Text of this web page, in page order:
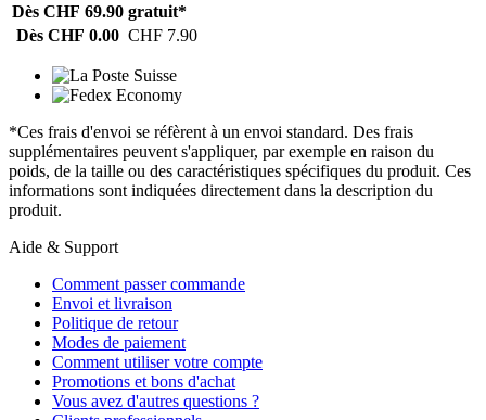
Dès CHF 69.90 gratuit*
Dès CHF 0.00 CHF 7.90
*Ces frais d'envoi se réfèrent à un envoi standard. Des frais
supplémentaires peuvent s'appliquer, par exemple en raison du
poids, de la taille ou des caractéristiques spécifiques du produit. Ces
informations sont indiquées directement dans la description du
produit.
Aide & Support
Comment passer commande
Envoi et livraison
Politique de retour
Modes de paiement
Comment utiliser votre compte
Promotions et bons d'achat
Vous avez d'autres questions ?